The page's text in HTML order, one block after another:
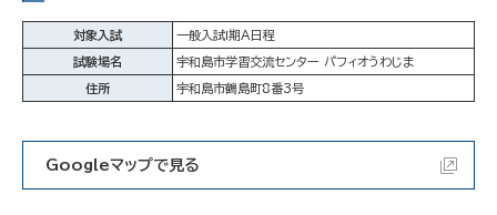
対象入試 一般入試Ⅰ期A日程
試験場名 宇和島市学習交流センター パフィオうわじま
住所 宇和島市鶴島町8番3号
Googleマップで見る